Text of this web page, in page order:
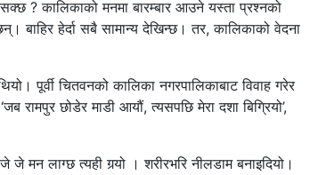
? कालिकाको मनमा बारम्बार आउने यस्ता प्रश्नको
हेर्दा सबै सामान्य देखिन्छ। तर, कालिकाको वेदना
पूर्वी चितवनको कालिका नगरपालिकाबाट विवाह गरेर
छोडेर माडी आयौं, त्यसपछि मेरा दशा बिग्रियो’,
मन लाग्छ त्यही गर्‍यो । शरीरभरि नीलडाम बनाइदियो।